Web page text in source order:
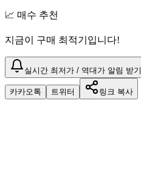
📈 매수 추천
지금이 구매 최적기입니다!
실시간 최저가 / 역대가 알림 받기
카카오톡 트위터 링크 복사